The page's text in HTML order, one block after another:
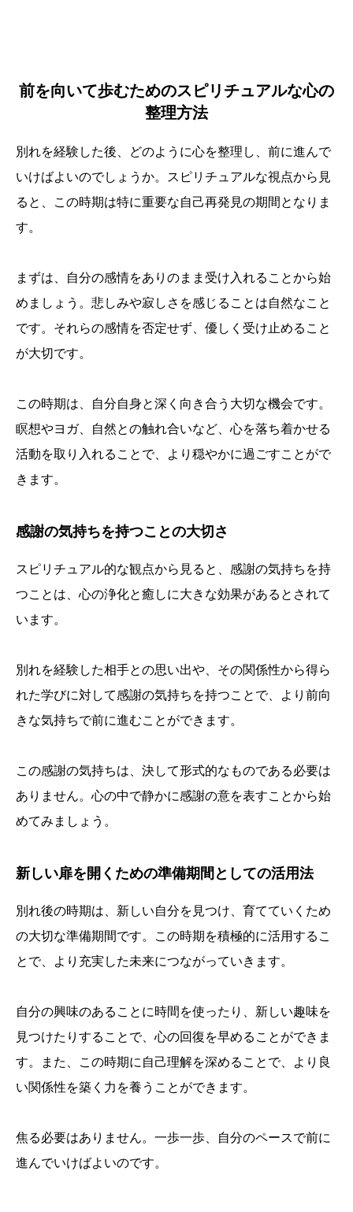
前を向いて歩むためのスピリチュアルな心の
整理方法
別れを経験した後、どのように心を整理し、前に進んで
いけばよいのでしょうか。スピリチュアルな視点から見
ると、この時期は特に重要な自己再発見の期間となりま
す。
まずは、自分の感情をありのまま受け入れることから始
めましょう。悲しみや寂しさを感じることは自然なこと
です。それらの感情を否定せず、優しく受け止めること
が大切です。
この時期は、自分自身と深く向き合う大切な機会です。
瞑想やヨガ、自然との触れ合いなど、心を落ち着かせる
活動を取り入れることで、より穏やかに過ごすことがで
きます。
感謝の気持ちを持つことの大切さ
スピリチュアル的な観点から見ると、感謝の気持ちを持
つことは、心の浄化と癒しに大きな効果があるとされて
います。
別れを経験した相手との思い出や、その関係性から得ら
れた学びに対して感謝の気持ちを持つことで、より前向
きな気持ちで前に進むことができます。
この感謝の気持ちは、決して形式的なものである必要は
ありません。心の中で静かに感謝の意を表すことから始
めてみましょう。
新しい扉を開くための準備期間としての活用法
別れ後の時期は、新しい自分を見つけ、育てていくため
の大切な準備期間です。この時期を積極的に活用するこ
とで、より充実した未来につながっていきます。
自分の興味のあることに時間を使ったり、新しい趣味を
見つけたりすることで、心の回復を早めることができま
す。また、この時期に自己理解を深めることで、より良
い関係性を築く力を養うことができます。
焦る必要はありません。一歩一歩、自分のペースで前に
進んでいけばよいのです。